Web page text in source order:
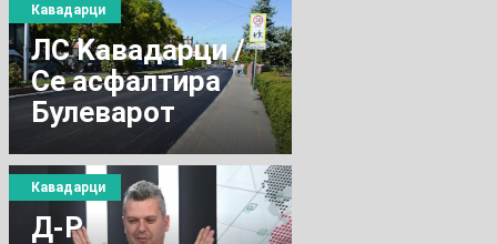
ЛС Kавадарци /
Се асфалтира
Булеварот
“„Цветан Димов“
Кавадарци
Д-Р
Кавадарци